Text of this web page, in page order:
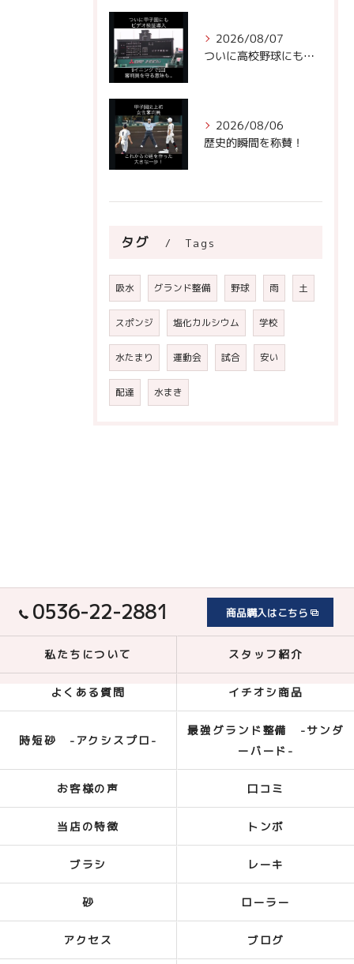
2026/08/07
ついに高校野球にもビデオ判定が！
2026/08/06
歴史的瞬間を称賛！
タグ Tags
吸水 グランド整備 野球 雨 土
スポンジ 塩化カルシウム 学校
水たまり 運動会 試合 安い
配達 水まき
0536-22-2881 商品購入はこちら
私たちについて スタッフ紹介
よくある質問 イチオシ商品
時短砂 -アクシスプロ-
最強グランド整備 -サンダ
ーバード-
お客様の声 口コミ
当店の特徴 トンボ
ブラシ レーキ
砂 ローラー
アクセス ブログ